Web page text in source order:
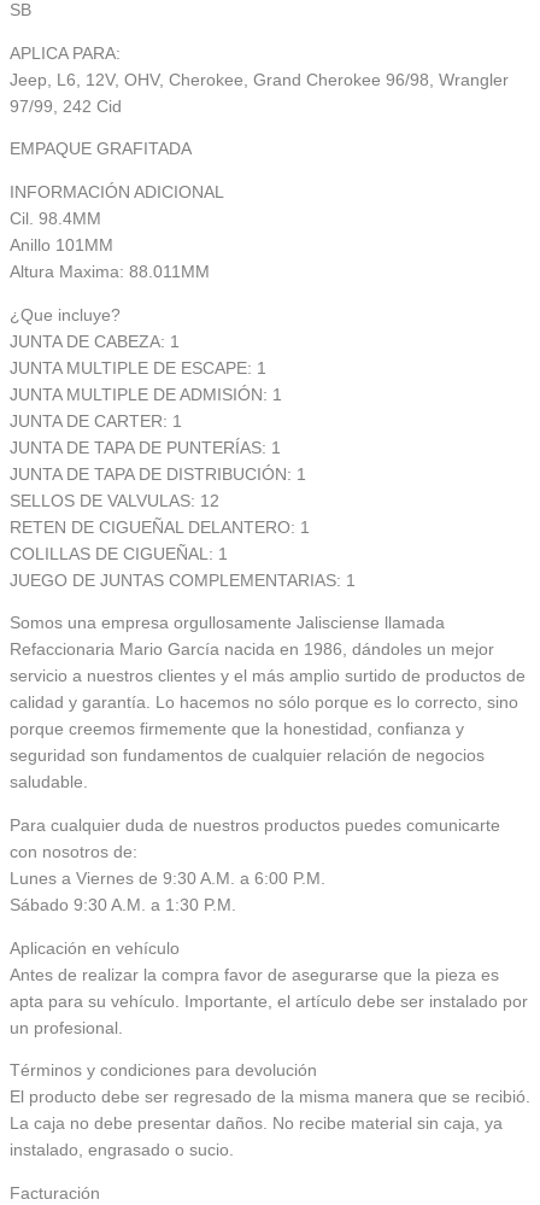
SB
APLICA PARA:
Jeep, L6, 12V, OHV, Cherokee, Grand Cherokee 96/98, Wrangler
97/99, 242 Cid
EMPAQUE GRAFITADA
INFORMACIÓN ADICIONAL
Cil. 98.4MM
Anillo 101MM
Altura Maxima: 88.011MM
¿Que incluye?
JUNTA DE CABEZA: 1
JUNTA MULTIPLE DE ESCAPE: 1
JUNTA MULTIPLE DE ADMISIÓN: 1
JUNTA DE CARTER: 1
JUNTA DE TAPA DE PUNTERÍAS: 1
JUNTA DE TAPA DE DISTRIBUCIÓN: 1
SELLOS DE VALVULAS: 12
RETEN DE CIGUEÑAL DELANTERO: 1
COLILLAS DE CIGUEÑAL: 1
JUEGO DE JUNTAS COMPLEMENTARIAS: 1
Somos una empresa orgullosamente Jalisciense llamada
Refaccionaria Mario García nacida en 1986, dándoles un mejor
servicio a nuestros clientes y el más amplio surtido de productos de
calidad y garantía. Lo hacemos no sólo porque es lo correcto, sino
porque creemos firmemente que la honestidad, confianza y
seguridad son fundamentos de cualquier relación de negocios
saludable.
Para cualquier duda de nuestros productos puedes comunicarte
con nosotros de:
Lunes a Viernes de 9:30 A.M. a 6:00 P.M.
Sábado 9:30 A.M. a 1:30 P.M.
Aplicación en vehículo
Antes de realizar la compra favor de asegurarse que la pieza es
apta para su vehículo. Importante, el artículo debe ser instalado por
un profesional.
Términos y condiciones para devolución
El producto debe ser regresado de la misma manera que se recibió.
La caja no debe presentar daños. No recibe material sin caja, ya
instalado, engrasado o sucio.
Facturación